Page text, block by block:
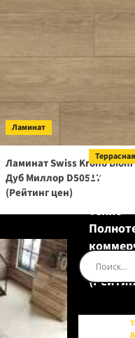
Ламинат
Ламинат Swiss Krono Biom
Дуб Миллор D50517
(Рейтинг цен)
Доска
Tehno
Шоколад